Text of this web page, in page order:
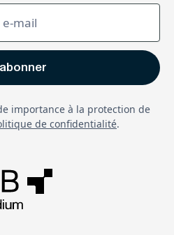
importance à la protection de
de confidentialité.